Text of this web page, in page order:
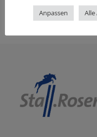
Anpassen Alle